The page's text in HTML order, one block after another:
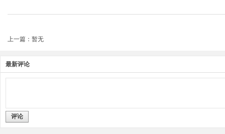
上一篇：暂无
最新评论
评论